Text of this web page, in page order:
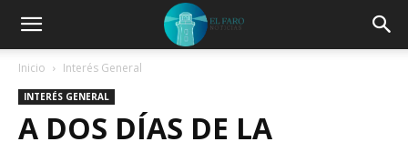
Inicio Interés General
INTERÉS GENERAL
A DOS DÍAS DE LA